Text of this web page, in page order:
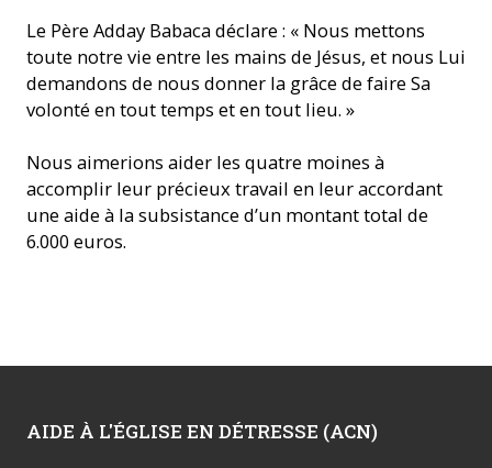
Le Père Adday Babaca déclare : « Nous mettons
toute notre vie entre les mains de Jésus, et nous Lui
demandons de nous donner la grâce de faire Sa
volonté en tout temps et en tout lieu. »
Nous aimerions aider les quatre moines à
accomplir leur précieux travail en leur accordant
une aide à la subsistance d’un montant total de
6.000 euros.
AIDE À L'ÉGLISE EN DÉTRESSE (ACN)